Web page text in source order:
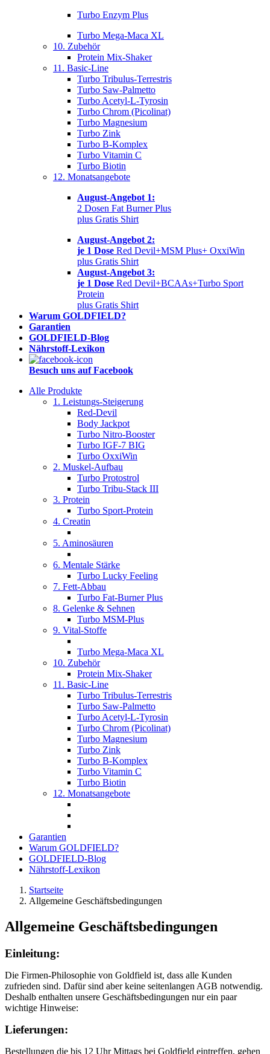
Turbo Enzym Plus
Turbo Mega-Maca XL
10. Zubehör
Protein Mix-Shaker
11. Basic-Line
Turbo Tribulus-Terrestris
Turbo Saw-Palmetto
Turbo Acetyl-L-Tyrosin
Turbo Chrom (Picolinat)
Turbo Magnesium
Turbo Zink
Turbo B-Komplex
Turbo Vitamin C
Turbo Biotin
12. Monatsangebote
August-Angebot 1:
2 Dosen Fat Burner Plus
plus Gratis Shirt
August-Angebot 2:
je 1 Dose Red Devil+MSM Plus+ OxxiWin
plus Gratis Shirt
August-Angebot 3:
je 1 Dose Red Devil+BCAAs+Turbo Sport
Protein
plus Gratis Shirt
Warum GOLDFIELD?
Garantien
GOLDFIELD-Blog
Nährstoff-Lexikon
Besuch uns auf Facebook
Alle Produkte
1. Leistungs-Steigerung
Red-Devil
Body Jackpot
Turbo Nitro-Booster
Turbo IGF-7 BIG
Turbo OxxiWin
2. Muskel-Aufbau
Turbo Protostrol
Turbo Tribu-Stack III
3. Protein
Turbo Sport-Protein
4. Creatin
5. Aminosäuren
6. Mentale Stärke
Turbo Lucky Feeling
7. Fett-Abbau
Turbo Fat-Burner Plus
8. Gelenke & Sehnen
Turbo MSM-Plus
9. Vital-Stoffe
Turbo Mega-Maca XL
10. Zubehör
Protein Mix-Shaker
11. Basic-Line
Turbo Tribulus-Terrestris
Turbo Saw-Palmetto
Turbo Acetyl-L-Tyrosin
Turbo Chrom (Picolinat)
Turbo Magnesium
Turbo Zink
Turbo B-Komplex
Turbo Vitamin C
Turbo Biotin
12. Monatsangebote
Garantien
Warum GOLDFIELD?
GOLDFIELD-Blog
Nährstoff-Lexikon
Startseite
Allgemeine Geschäftsbedingungen
Allgemeine Geschäftsbedingungen
Einleitung:
Die Firmen-Philosophie von Goldfield ist, dass alle Kunden
zufrieden sind. Dafür sind aber keine seitenlangen AGB notwendig.
Deshalb enthalten unsere Geschäftsbedingungen nur ein paar
wichtige Hinweise:
Lieferungen:
Bestellungen die bis 12 Uhr Mittags bei Goldfield eintreffen, gehen